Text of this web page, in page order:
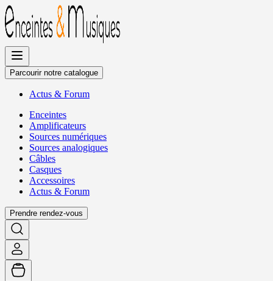
Allez
au
contenu
Parcourir notre catalogue
Actus & Forum
Enceintes
Amplificateurs
Sources numériques
Sources analogiques
Câbles
Casques
Accessoires
Actus & Forum
Prendre rendez-vous